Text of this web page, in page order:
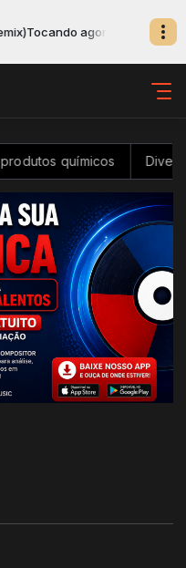
Tocando agora: Marshmello
químicos